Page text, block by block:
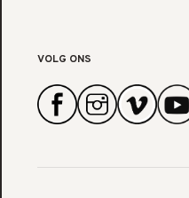
VOLG ONS